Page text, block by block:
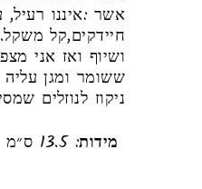
אשר :איננו רעיל,
חיידקים,קל
ושיוף ואז אני
ששומר ומגן
ניקוז לנוזלים
מידות: 13.5 ס״מ רוחב/ 9.5 ס״מ אורך